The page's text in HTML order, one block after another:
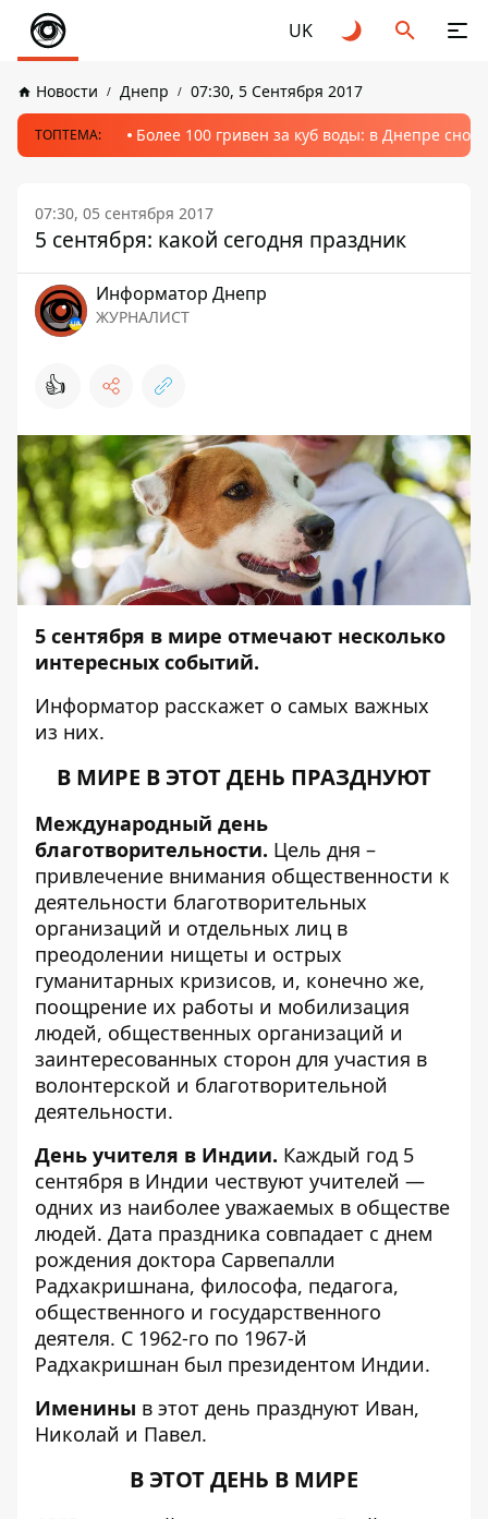
UK
Новости Днепр 07:30, 5 Сентября 2017
ТОПТЕМА: Более 100 гривен за куб воды: в Днепре
07:30, 05 сентября 2017
5 сентября: какой сегодня праздник
Информатор Днепр
ЖУРНАЛИСТ
👍
5 сентября в мире отмечают несколько
интересных событий.
Информатор расскажет о самых важных
из них.
В МИРЕ В ЭТОТ ДЕНЬ ПРАЗДНУЮТ
Международный день
благотворительности. Цель дня –
привлечение внимания общественности к
деятельности благотворительных
организаций и отдельных лиц в
преодолении нищеты и острых
гуманитарных кризисов, и, конечно же,
поощрение их работы и мобилизация
людей, общественных организаций и
заинтересованных сторон для участия в
волонтерской и благотворительной
деятельности.
День учителя в Индии. Каждый год 5
сентября в Индии чествуют учителей —
одних из наиболее уважаемых в обществе
людей. Дата праздника совпадает с днем
рождения доктора Сарвепалли
Радхакришнана, философа, педагога,
общественного и государственного
деятеля. C 1962-го по 1967-й
Радхакришнан был президентом Индии.
Именины в этот день празднуют Иван,
Николай и Павел.
В ЭТОТ ДЕНЬ В МИРЕ